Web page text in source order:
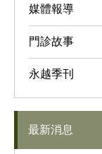
媒體報導
門診故事
永越季刊
最新消息